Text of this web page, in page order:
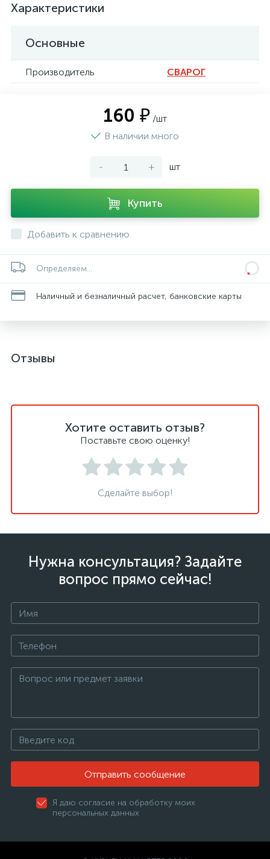
Характеристики
Основные
Производитель СВАРОГ
160 ₽ /шт
В наличии много
- + шт
Купить
Добавить к сравнению
Определяем...
Наличный и безналичный расчет, банковские карты
Отзывы
Хотите оставить отзыв?
Поставьте свою оценку!
Сделайте выбор!
Нужна консультация? Задайте
вопрос прямо сейчас!
Отправить сообщение
Я даю согласие на обработку моих
персональных данных